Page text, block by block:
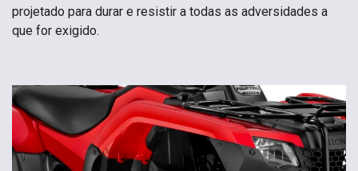
projetado para durar e resistir a todas as adversidades a
que for exigido.